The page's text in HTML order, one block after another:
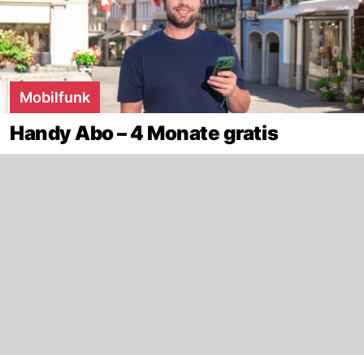
Mobilfunk
Handy Abo – 4 Monate gratis